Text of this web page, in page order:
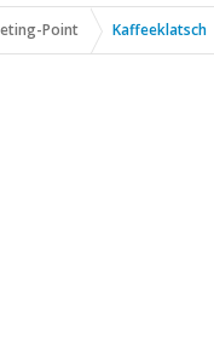
Point Kaffeeklatsch